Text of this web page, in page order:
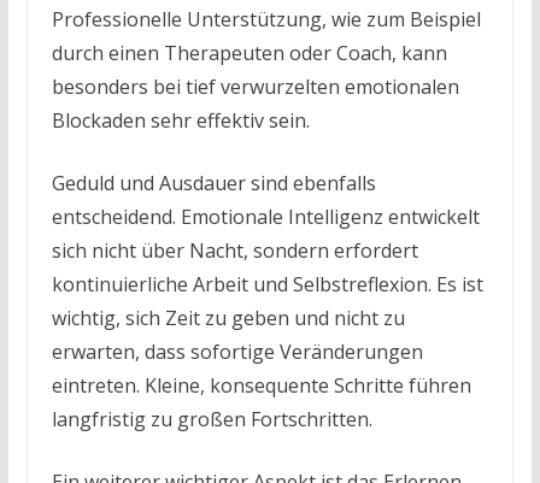
Professionelle Unterstützung, wie zum Beispiel
durch einen Therapeuten oder Coach, kann
besonders bei tief verwurzelten emotionalen
Blockaden sehr effektiv sein.
Geduld und Ausdauer sind ebenfalls
entscheidend. Emotionale Intelligenz entwickelt
sich nicht über Nacht, sondern erfordert
kontinuierliche Arbeit und Selbstreflexion. Es ist
wichtig, sich Zeit zu geben und nicht zu
erwarten, dass sofortige Veränderungen
eintreten. Kleine, konsequente Schritte führen
langfristig zu großen Fortschritten.